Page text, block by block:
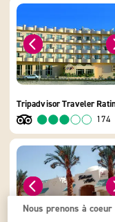
Tripadvisor Traveler
174
Nous prenons à